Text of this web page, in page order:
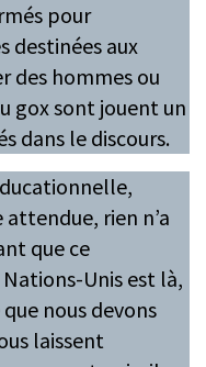
pour
destinées aux
des hommes ou
gox sont jouent un
dans le discours.
rien n’a
que ce
Unis est là,
nous devons
laissent